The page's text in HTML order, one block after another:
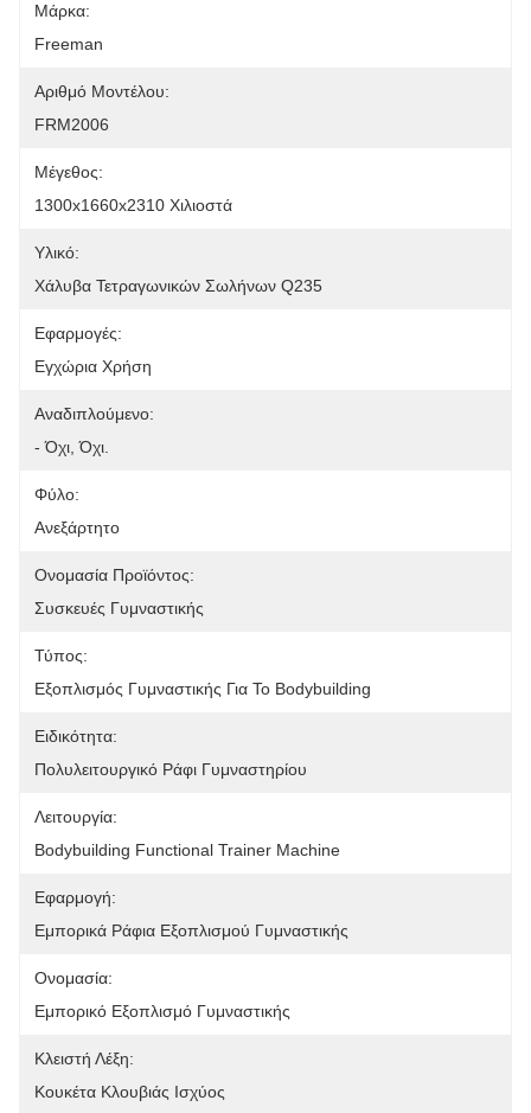
Μάρκα:
Freeman
Αριθμό Μοντέλου:
FRM2006
Μέγεθος:
1300x1660x2310 Χιλιοστά
Υλικό:
Χάλυβα Τετραγωνικών Σωλήνων Q235
Εφαρμογές:
Εγχώρια Χρήση
Αναδιπλούμενο:
- Όχι, Όχι.
Φύλο:
Ανεξάρτητο
Ονομασία Προϊόντος:
Συσκευές Γυμναστικής
Τύπος:
Εξοπλισμός Γυμναστικής Για Το Bodybuilding
Ειδικότητα:
Πολυλειτουργικό Ράφι Γυμναστηρίου
Λειτουργία:
Bodybuilding Functional Trainer Machine
Εφαρμογή:
Εμπορικά Ράφια Εξοπλισμού Γυμναστικής
Ονομασία:
Εμπορικό Εξοπλισμό Γυμναστικής
Κλειστή Λέξη:
Κουκέτα Κλουβιάς Ισχύος